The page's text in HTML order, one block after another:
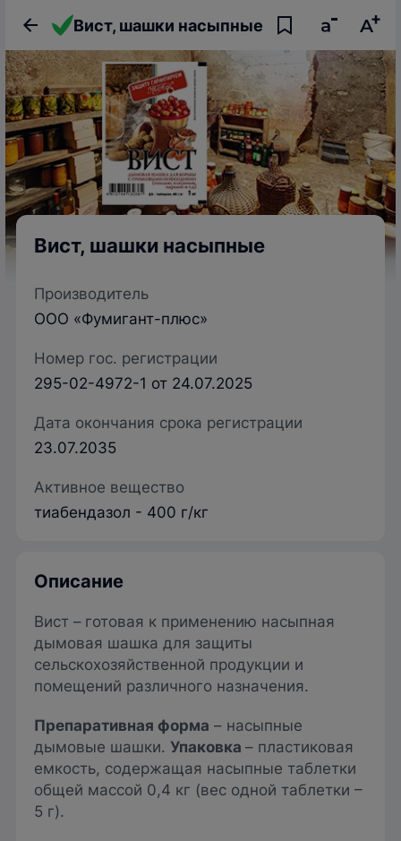
Вист, шашки насыпные
Вист, шашки насыпные
Производитель
ООО «Фумигант-плюс»
Номер гос. регистрации
295-02-4972-1 от 24.07.2025
Дата окончания срока регистрации
23.07.2035
Активное вещество
тиабендазол - 400 г/кг
Описание
Вист – готовая к применению насыпная
дымовая шашка для защиты
сельскохозяйственной продукции и
помещений различного назначения.
Препаративная форма – насыпные
дымовые шашки. Упаковка – пластиковая
емкость, содержащая насыпные таблетки
общей массой 0,4 кг (вес одной таблетки –
5 г).